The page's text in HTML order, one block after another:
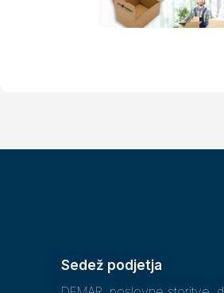
Sedež podjetja